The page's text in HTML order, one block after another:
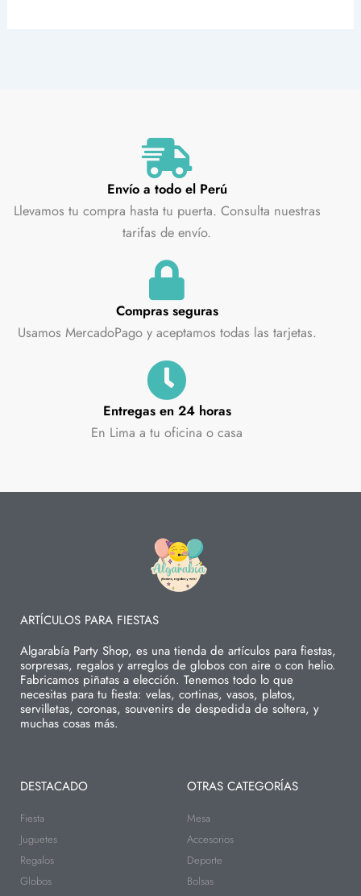
Envío a todo el Perú
Llevamos tu compra hasta tu puerta. Consulta nuestras
tarifas de envío.
Compras seguras
Usamos MercadoPago y aceptamos todas las tarjetas.
Entregas en 24 horas
En Lima a tu oficina o casa
ARTÍCULOS PARA FIESTAS
Algarabía Party Shop, es una tienda de artículos para fiestas,
sorpresas, regalos y arreglos de globos con aire o con helio.
Fabricamos piñatas a elección. Tenemos todo lo que
necesitas para tu fiesta: velas, cortinas, vasos, platos,
servilletas, coronas, souvenirs de despedida de soltera, y
muchas cosas más.
DESTACADO
Fiesta
Juguetes
Regalos
Globos
OTRAS CATEGORÍAS
Mesa
Accesorios
Deporte
Bolsas